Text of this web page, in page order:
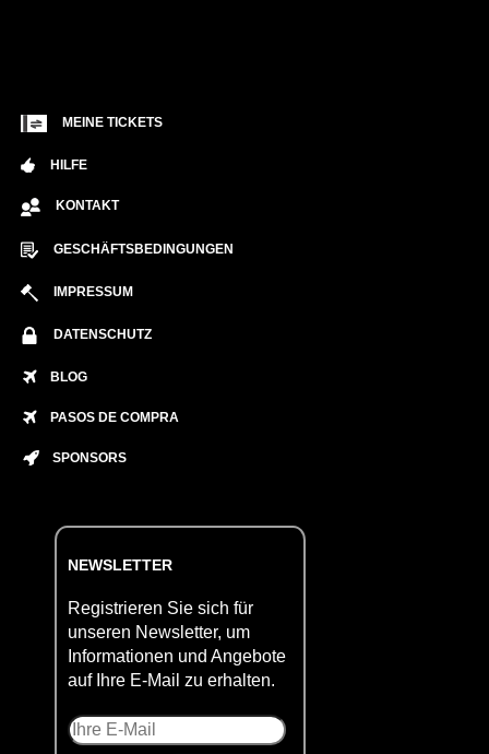
MEINE TICKETS
HILFE
KONTAKT
GESCHÄFTSBEDINGUNGEN
IMPRESSUM
DATENSCHUTZ
BLOG
PASOS DE COMPRA
SPONSORS
NEWSLETTER
Registrieren Sie sich für
unseren Newsletter, um
Informationen und Angebote
auf Ihre E-Mail zu erhalten.